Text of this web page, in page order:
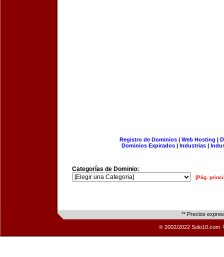
Registro de Dominios| Web Hosting |
Dominios Expirados | Industrias |
Categorías de Dominio:
[Pág.
** Precios
© 2002/2022 Solo10.com